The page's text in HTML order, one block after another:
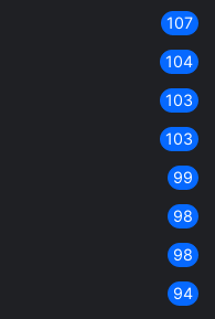
107
104
103
103
99
98
98
94